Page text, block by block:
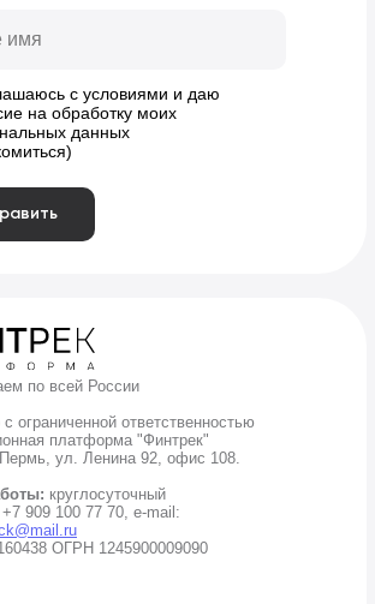
по всей России
ограниченной ответственностью
платформа "Финтрек"
Пермь, ул. Ленина 92, офис 108.
круглосуточный
+7 909 100 77 70, е-mail:
ОГРН 1245900009090
с условиями и даю
на обработку моих
данных